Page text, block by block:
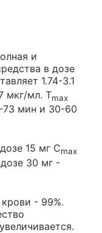
и
в дозе
1.74-3.1
мкг/мл. Тmax
73 мин и 30-60
15 мг Cmax
30 мг -
- 99%.